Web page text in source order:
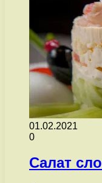
01.02.2021
0
Салат